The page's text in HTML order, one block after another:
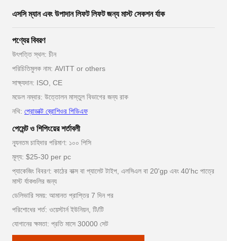
এসসি ম্যান এবং উপাদান লিফট লিফট জন্য মাস্ট সেকশন র্যাক
পণ্যের বিবরণ
উৎপত্তি স্থল: চীন
পরিচিতিমুলক নাম: AVITT or others
সাক্ষ্যদান: ISO, CE
মডেল নম্বার: উত্তোলন মাস্তুল বিভাগের জন্য রাক
নথি: প্রোডাক্ট ব্রোশিওর পিডিএফ
পেমেন্ট ও শিপিংয়ের শর্তাবলী
ন্যূনতম চাহিদার পরিমাণ: ১০০ পিসি
মূল্য: $25-30 per pc
প্যাকেজিং বিবরণ: কাঠের বাক্স বা প্যালেট টাইপ, এলসিএল বা 20'gp এবং 40'hc পাত্রে
মাস্ট র্যাকগুলির জন্য
ডেলিভারি সময়: আমানত প্রাপ্তির 7 দিন পর
পরিশোধের শর্ত: ওয়েস্টার্ন ইউনিয়ন, টি/টি
যোগানের ক্ষমতা: প্রতি মাসে 30000 সেট